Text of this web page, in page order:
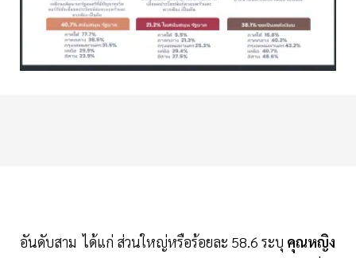
อันดับสาม ได้แก่ ส่วนใหญ่หรือร้อยละ 58.6 ระบุ คุณหญิง